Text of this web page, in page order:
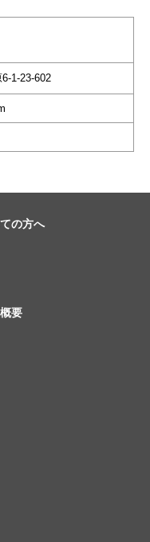
1-23-602
の方へ
要